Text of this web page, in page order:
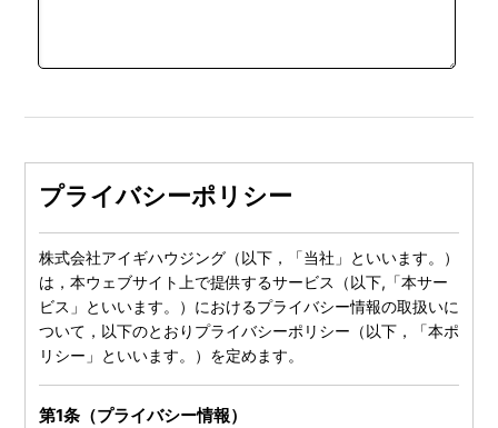
プライバシーポリシー
株式会社アイギハウジング（以下，「当社」といいます。）
は，本ウェブサイト上で提供するサービス（以下,「本サー
ビス」といいます。）におけるプライバシー情報の取扱いに
ついて，以下のとおりプライバシーポリシー（以下，「本ポ
リシー」といいます。）を定めます。
第1条（プライバシー情報）